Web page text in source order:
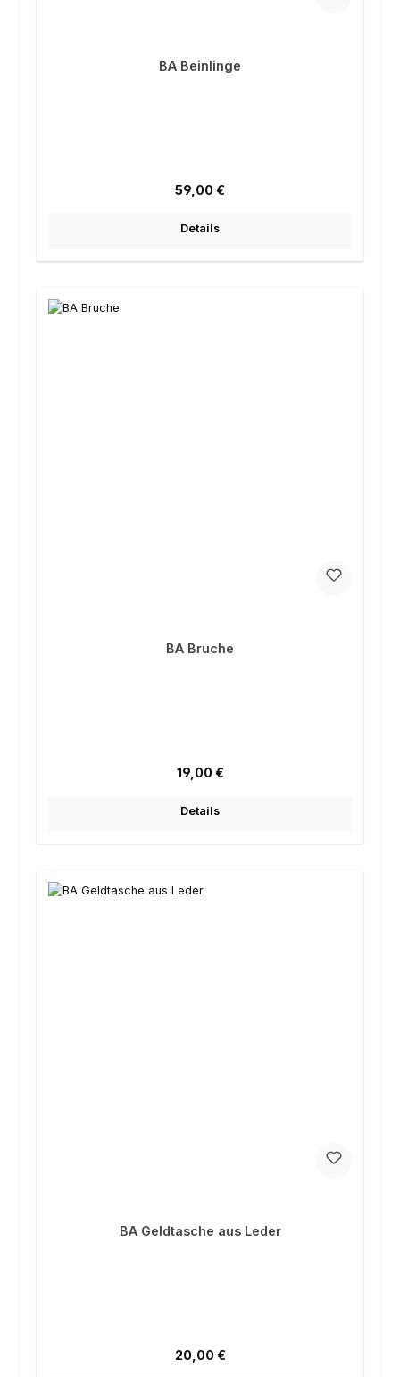
BA Beinlinge
Regulärer Preis:
59,00 €
Details
BA Bruche
Regulärer Preis:
19,00 €
Details
BA Geldtasche aus Leder
Regulärer Preis:
20,00 €